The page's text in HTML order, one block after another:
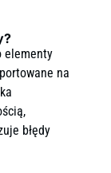
elementy
na
błędy